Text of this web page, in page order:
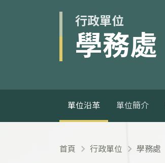
行政單位
學務處
單位沿革 單位簡介
首頁 行政單位 學務處